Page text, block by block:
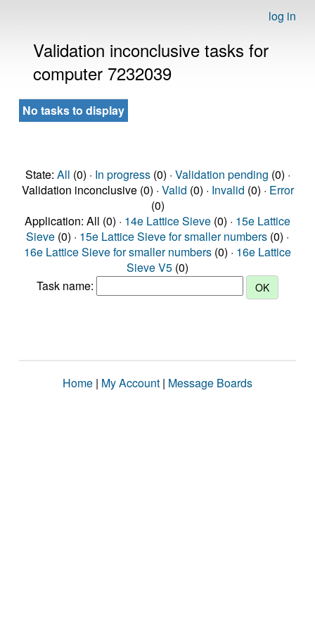
log in
Validation inconclusive tasks for
computer 7232039
No tasks to display
State: All (0) · In progress(0) · Validation pending (0) ·
Validation inconclusive (0) · Valid (0) · Invalid (0) · Error
(0)
Application: All (0) · 14e Lattice Sieve (0) · 15e Lattice
Sieve (0) · 15e Lattice Sieve for smaller numbers (0) ·
16e Lattice Sieve for smaller numbers (0) · 16e Lattice
Sieve V5 (0)
Task name:
Home | My Account | Message Boards